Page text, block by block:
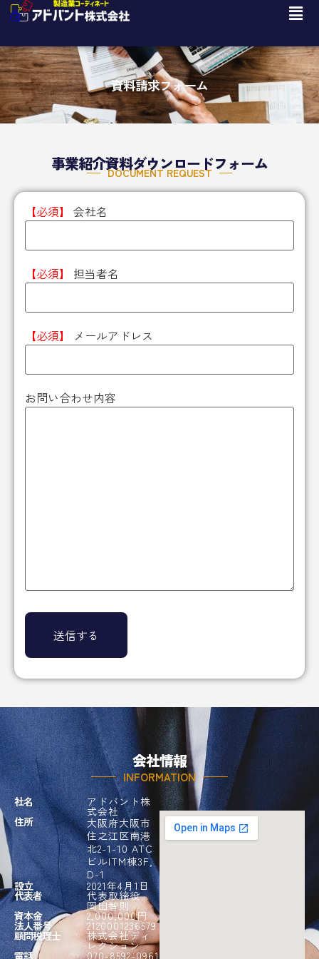
資料請求フォーム
事業紹介資料ダウンロードフォーム
DOCUMENT REQUEST
【必須】 会社名
【必須】 担当者名
【必須】 メールアドレス
お問い合わせ内容
会社情報
INFORMATION
社名 アドバント株
式会社
住所
大阪府大阪市
住之江区南港
北2-1-10 ATC
ビルITM棟3F,
D-1
設立
2021年4月1日
代表者 代表取締役
岡田智則
資本金 2,000,000円
法人番号 2120001236579
顧問税理士 株式会社ディ
レクション
電話 070-8592-0961